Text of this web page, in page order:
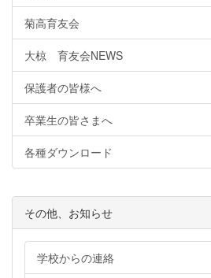
菊高育友会
大椋 育友会NEWS
保護者の皆様へ
卒業生の皆さまへ
各種ダウンロード
その他、お知らせ
学校からの連絡